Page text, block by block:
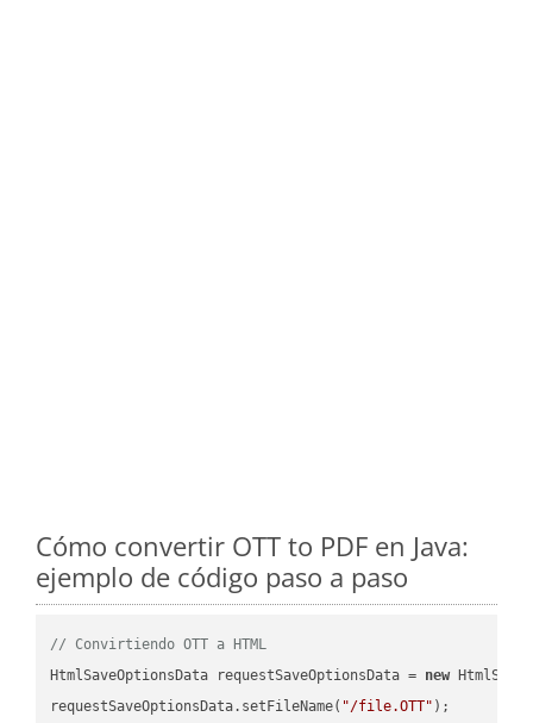
Cómo convertir OTT to PDF en Java:
ejemplo de código paso a paso
// Convirtiendo OTT a HTML
HtmlSaveOptionsData requestSaveOptionsData = new
requestSaveOptionsData.setFileName( "/file.OTT" );